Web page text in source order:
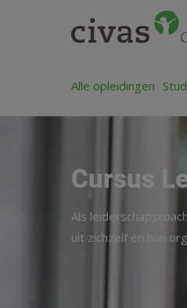
Alle opleidingen
Cursus
Als
uit zichzelf én hun